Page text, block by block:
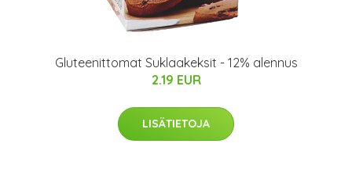
Gluteenittomat Suklaakeksit - 12% alennus
2.19 EUR
LISÄTIETOJA